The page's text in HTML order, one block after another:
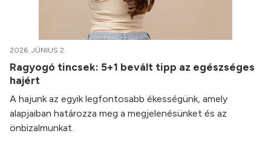
2026. JÚNIUS 2.
Ragyogó tincsek: 5+1 bevált tipp az egészséges
hajért
A hajunk az egyik legfontosabb ékességünk, amely
alapjaiban határozza meg a megjelenésünket és az
önbizalmunkat.